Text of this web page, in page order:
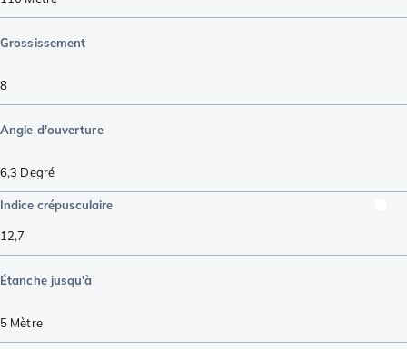
Grossissement
8
Angle d'ouverture
6,3 Degré
Indice crépusculaire
12,7
Étanche jusqu'à
5 Mètre